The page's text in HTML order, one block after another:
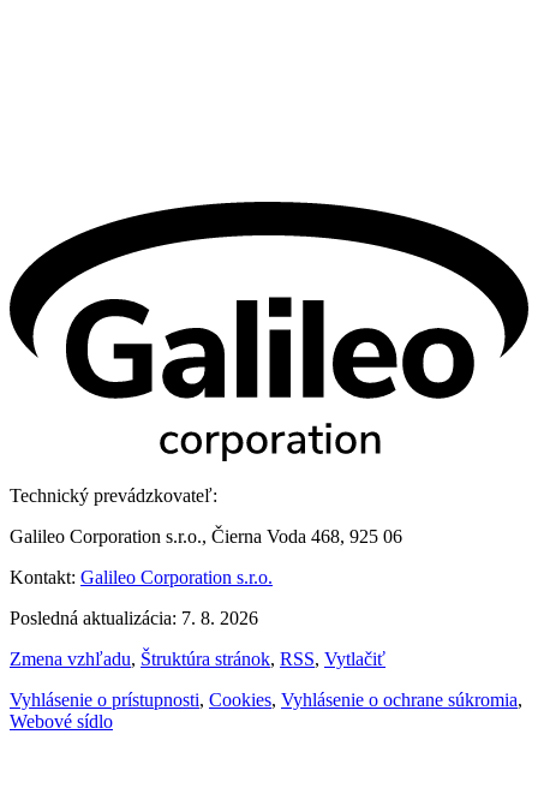
Technický prevádzkovateľ:
Galileo Corporation s.r.o., Čierna Voda 468, 925 06
Kontakt: Galileo Corporation s.r.o.
Posledná aktualizácia: 7. 8. 2026
Zmena vzhľadu, Štruktúra stránok, RSS, Vytlačiť
Vyhlásenie o prístupnosti, Cookies, Vyhlásenie o ochrane súkromia,
Webové sídlo